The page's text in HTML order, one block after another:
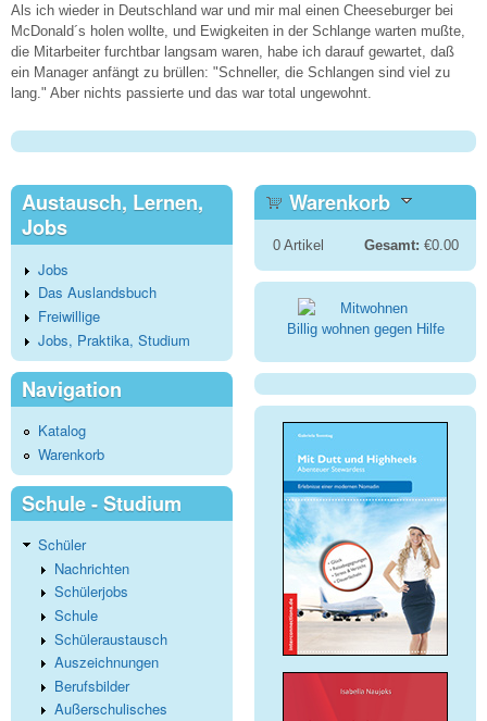
Als ich wieder in Deutschland war und mir mal einen Cheeseburger bei
McDonald´s holen wollte, und Ewigkeiten in der Schlange warten mußte,
die Mitarbeiter furchtbar langsam waren, habe ich darauf gewartet, daß
ein Manager anfängt zu brüllen: "Schneller, die Schlangen sind viel zu
lang." Aber nichts passierte und das war total ungewohnt.
Austausch, Lernen,
Jobs
Jobs
Das Auslandsbuch
Freiwillige
Jobs, Praktika, Studium
Navigation
Katalog
Warenkorb
Schule - Studium
Schüler
Nachrichten
Schülerjobs
Schule
Schüleraustausch
Auszeichnungen
Berufsbilder
Außerschulisches
Warenkorb
0Artikel Gesamt: €0.00
Billig wohnen gegen Hilfe